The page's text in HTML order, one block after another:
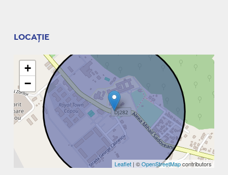
LOCAȚIE
+
−
Leaflet | ©OpenStreetMapcontributors